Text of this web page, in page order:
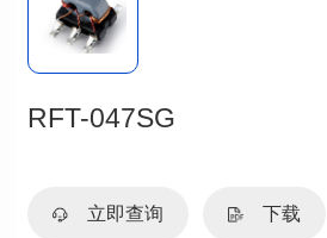
RFT-047SG
立即查询 下载